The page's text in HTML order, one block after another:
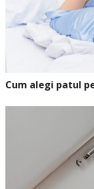
Cum alegi patul